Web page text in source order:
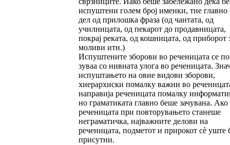
испуштени го­лем број именки, тие главно
дел од прилош­ка фраза (од чантата, од
училницата, од пекарот до про­давницата,
покрај реката, од кошницата, од при­борот
моливи итн.)
Испуштените зборови во реченицата се
зу­ваа со нивната улога во реченицата.
ис­пуш­тањето на овие видови зборови,
хиерархис­ки помалку важни во
направија реченицата помалку
но грама­ти­­ката главно беше зачувана. Ако
реченицата при повторувањето станеше
неграматичка, нај­важ­ните делови на
реченицата, подметот и при­рокот сè уште
присутни.